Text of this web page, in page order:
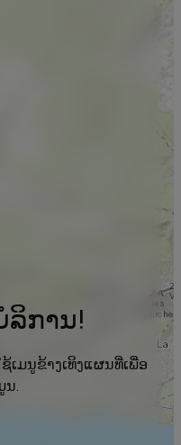
ລິການ!
ເມນູຂ້າງເທິງແຜນທີ່ເພື່ອ
.